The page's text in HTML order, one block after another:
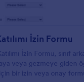
İzin Formu
İzin Formu, sınıf
veya gezmeye giden
bir izin veya onay